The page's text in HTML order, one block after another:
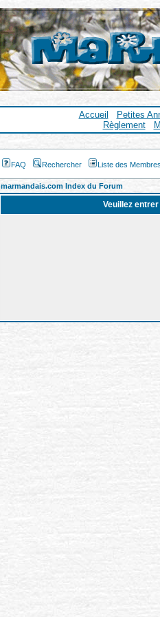
Accueil Petites
Règlement
FAQ Rechercher Liste des Membres
marmandais.com Index du Forum
Veuillez